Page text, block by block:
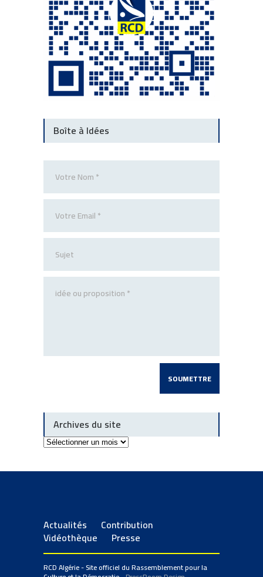
Boîte à Idées
Archives du site
Archives
du
Actualités Contribution
Vidéothèque Presse
RCD Algérie - Site officiel du Rassemblement pour la